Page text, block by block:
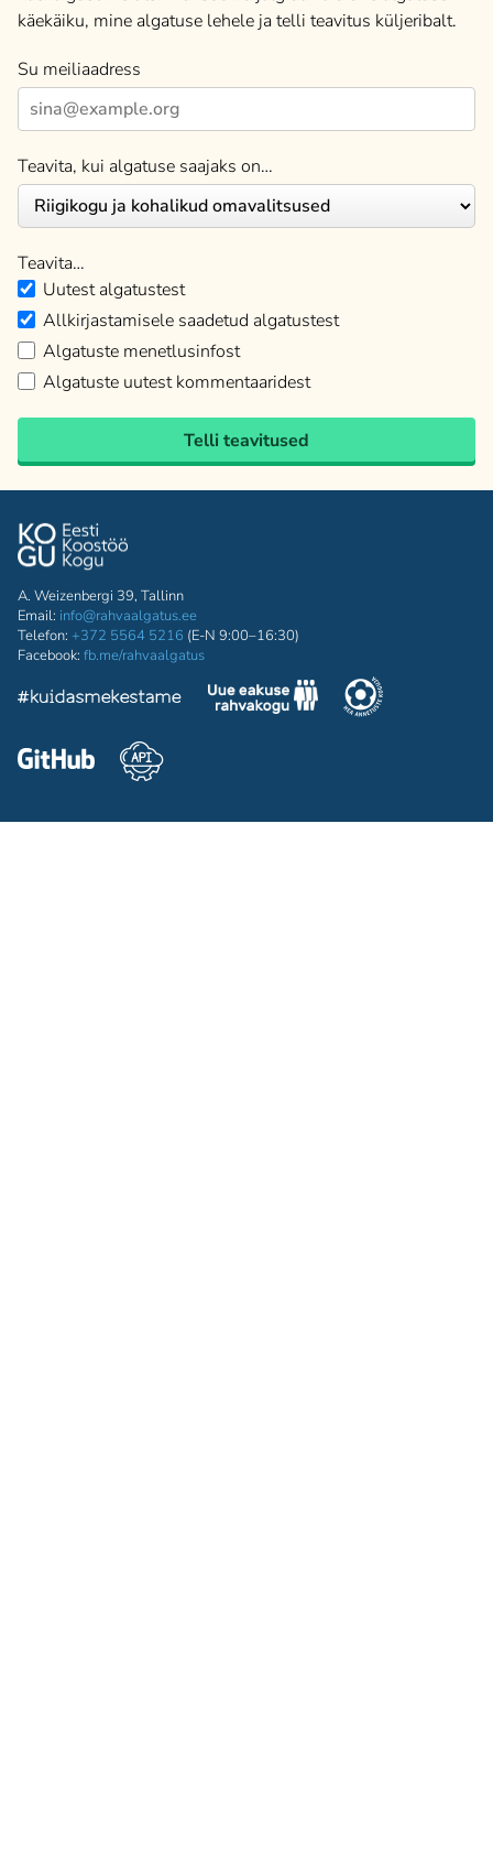
käekäiku, mine algatuse lehele ja telli teavitus küljeribalt.
Su meiliaadress
Teavita, kui algatuse saajaks on…
Teavita…
Uutest algatustest
Allkirjastamisele saadetud algatustest
Algatuste menetlusinfost
Algatuste uutest kommentaaridest
Telli teavitused
A. Weizenbergi 39, Tallinn
Email: info@rahvaalgatus.ee
Telefon: +372 5564 5216 (E-N 9:00–16:30)
Facebook: fb.me/rahvaalgatus